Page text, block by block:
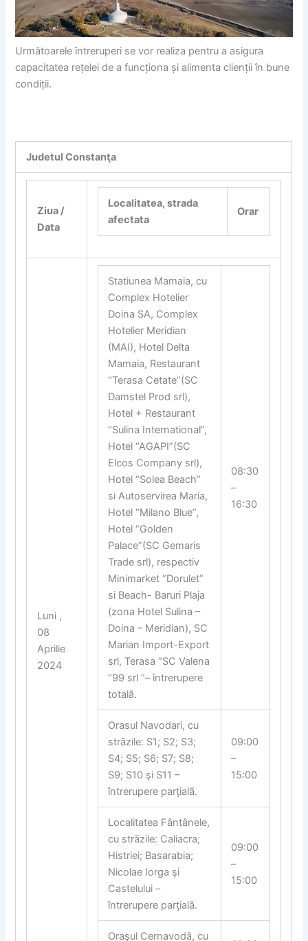
Următoarele întreruperi se vor realiza pentru a asigura
capacitatea rețelei de a funcționa și alimenta clienții în bune
condiții.
Judetul Constanţa
Ziua /
Data
Localitatea, strada
afectata
Orar
Luni ,
08
Aprilie
2024
Statiunea Mamaia, cu
Complex Hotelier
Doina SA, Complex
Hotelier Meridian
(MAI), Hotel Delta
Mamaia, Restaurant
“Terasa Cetate”(SC
Damstel Prod srl),
Hotel + Restaurant
“Sulina International”,
Hotel “AGAPI”(SC
Elcos Company srl),
Hotel “Solea Beach”
si Autoservirea Maria,
Hotel “Milano Blue”,
Hotel “Golden
Palace”(SC Gemaris
Trade srl), respectiv
Minimarket “Dorulet”
si Beach- Baruri Plaja
(zona Hotel Sulina –
Doina – Meridian), SC
Marian Import-Export
srl, Terasa “SC Valena
“99 srl “– întrerupere
totalã.
08:30
–
16:30
Orasul Navodari, cu
strãzile: S1; S2; S3;
S4; S5; S6; S7; S8;
S9; S10 şi S11 –
întrerupere parƫialã.
09:00
–
15:00
Localitatea Fântânele,
cu strãzile: Caliacra;
Histriei; Basarabia;
Nicolae Iorga şi
Castelului –
întrerupere parƫialã.
09:00
–
15:00
Oraşul Cernavodã, cu